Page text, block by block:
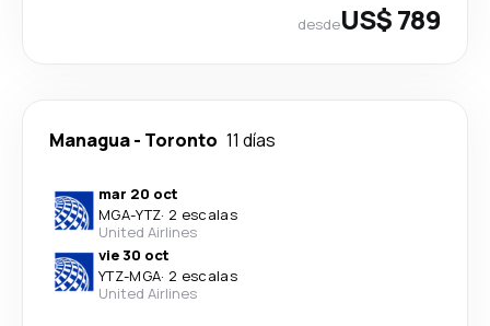
desdeUS$ 789
Managua- Toronto 11 días
mar 20 oct
MGA-YTZ· 2 escalas
United Airlines
vie 30 oct
YTZ-MGA· 2 escalas
United Airlines